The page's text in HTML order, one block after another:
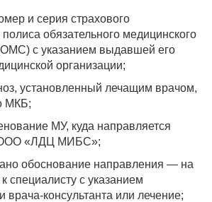
и серия страхового
обязательного медицинского
с указанием выдавшей его
организации;
установленный лечащим врачом,
МКБ;
МУ, куда направляется
«ЛДЦ МИБС»;
обоснование направления — на
специалисту с указанием
врача-консультанта или лечение;